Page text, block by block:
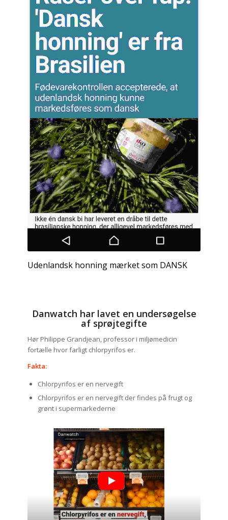
Udenlandsk honning mærket som DANSK
Danwatch har lavet en undersøgelse
af sprøjtegifte
Hør Philippe Grandjean, professor i miljømedicin
fortælle hvor farligt chlorpyrifos er.
Fakta:
Chlorpyrifos er en nervegift
Chlorpyrifos er en nervegift der findes på frugt og
grønt i supermarkederne